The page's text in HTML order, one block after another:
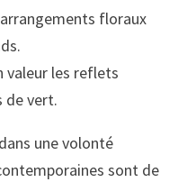
floraux
valeur les reflets
de vert.
une volonté
sont de